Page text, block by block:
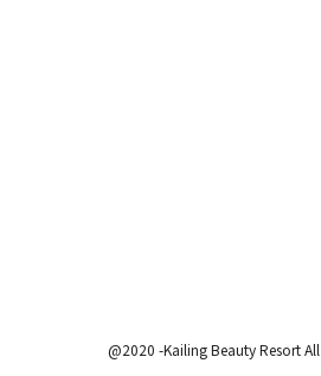
@2020 -Kailing Beauty Resort